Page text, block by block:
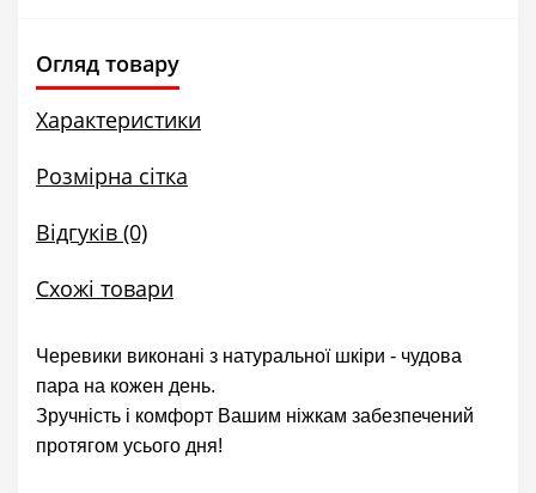
Огляд товару
Характеристики
Розмірна сітка
Відгуків (0)
Схожі товари
Черевики виконані з натуральної шкіри - чудова
пара на кожен день.
Зручність і комфорт Вашим ніжкам забезпечений
протягом усього дня!